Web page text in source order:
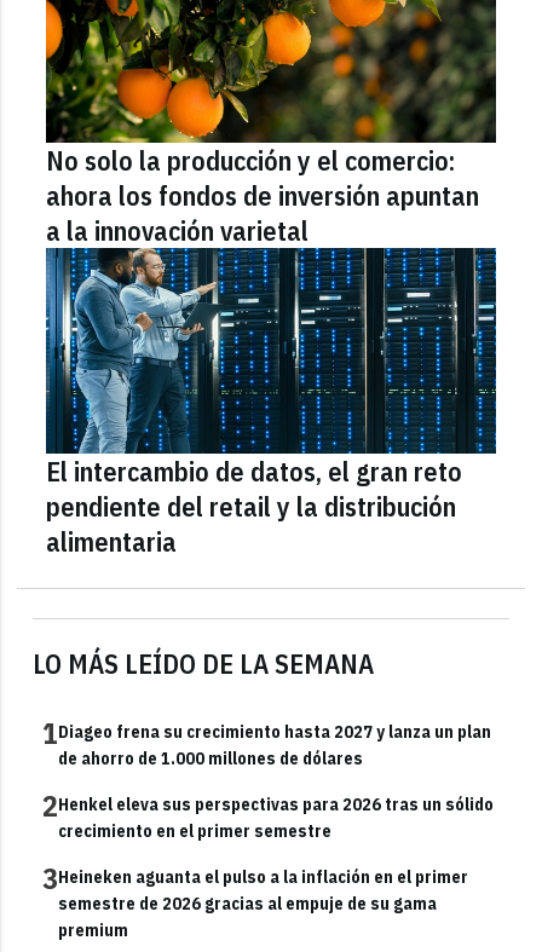
LO MÁS LEÍDO DE LA SEMANA
1Diageo frena su crecimiento hasta 2027 y lanza un plan
de ahorro de 1.000 millones de dólares
2Henkel eleva sus perspectivas para 2026 tras un sólido
crecimiento en el primer semestre
3Heineken aguanta el pulso a la inflación en el primer
semestre de 2026 gracias al empuje de su gama
premium
No solo la producción y el comercio:
ahora los fondos de inversión apuntan
a la innovación varietal
El intercambio de datos, el gran reto
pendiente del retail y la distribución
alimentaria